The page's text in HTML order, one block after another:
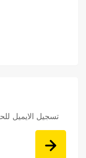
تسجيل الايميل